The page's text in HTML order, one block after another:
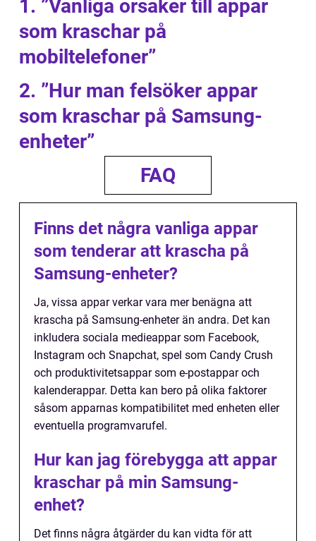
1. ”Vanliga orsaker till appar
som kraschar på
mobiltelefoner”
2. ”Hur man felsöker appar
som kraschar på Samsung-
enheter”
FAQ
Finns det några vanliga appar
som tenderar att krascha på
Samsung-enheter?
Ja, vissa appar verkar vara mer benägna att
krascha på Samsung-enheter än andra. Det kan
inkludera sociala medieappar som Facebook,
Instagram och Snapchat, spel som Candy Crush
och produktivitetsappar som e-postappar och
kalenderappar. Detta kan bero på olika faktorer
såsom apparnas kompatibilitet med enheten eller
eventuella programvarufel.
Hur kan jag förebygga att appar
kraschar på min Samsung-
enhet?
Det finns några åtgärder du kan vidta för att